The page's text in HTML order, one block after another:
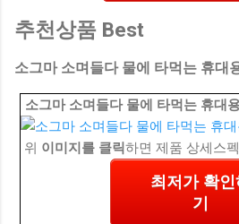
추천상품 Best
소그마 소며들다 물에 타먹는 휴대
소그마 소며들다 물에 타먹는 휴대
위 이미지를 클릭하면 제품 상세스
최저가 확인
기